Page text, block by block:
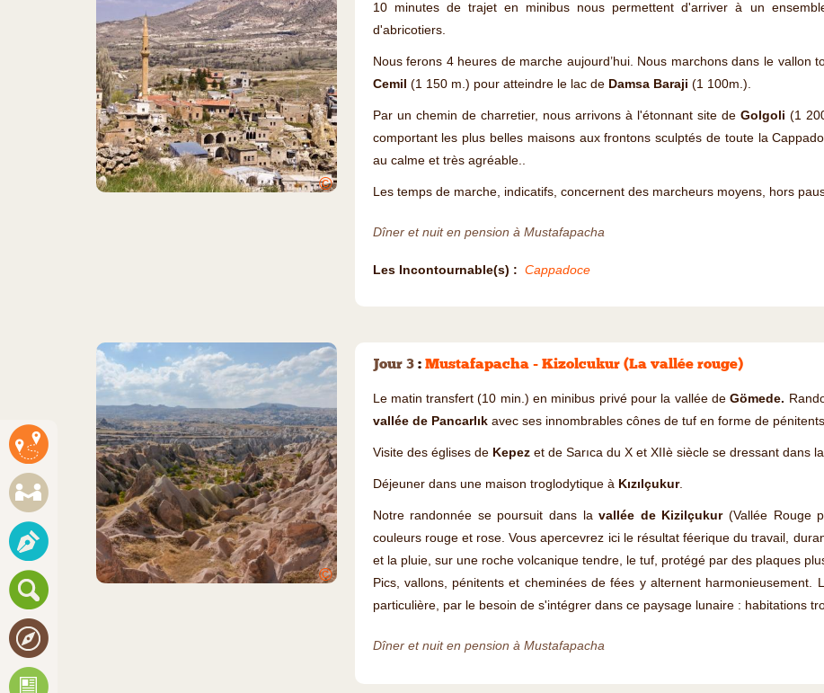
©
10 minutes de trajet en minibus nous permettent d'arriver à un
d'abricotiers.
Nous ferons 4 heures de marche aujourd’hui. Nous marchons dans le vallon
Cemil (1 150 m.) pour atteindre le lac de Damsa Baraji (1 100m.).
Par un chemin de charretier, nous arrivons à l'étonnant site de Golgoli (1
comportant les plus belles maisons aux frontons sculptés de toute la
au calme et très agréable..
Les temps de marche, indicatifs, concernent des marcheurs moyens, hors
Dîner et nuit en pension à Mustafapacha
Les Incontournable(s) : Cappadoce
©
Jour 3: Mustafapacha - Kizolcukur (La vallée rouge)
Le matin transfert (10 min.) en minibus privé pour la vallée deGömede.
vallée de Pancarlıkavec ses innombrables cônes de tuf en forme de
Visite des églises de Kepezet de Sarıca du X et XIIè siècle se dressant dans
Déjeuner dans une maison troglodytique à Kızılçukur.
Notre randonnée se poursuit dans lavallée de Kizilçukur (Vallée Rouge
couleurs rouge et rose. Vous apercevrez ici le résultat féerique du travail,
et la pluie, sur une roche volcanique tendre, le tuf, protégé par des plaques
Pics, vallons, pénitents et cheminées de fées y alternent
particulière, par le besoin de s'intégrer dans ce paysage lunaire : habitations
Dîner et nuit en pension à Mustafapacha